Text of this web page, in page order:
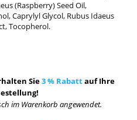
(Raspberry) Seed Oil,
Caprylyl Glycol, Rubus Idaeus
Tocopherol.
Sie3 % Rabattauf Ihre
im Warenkorb angewendet.